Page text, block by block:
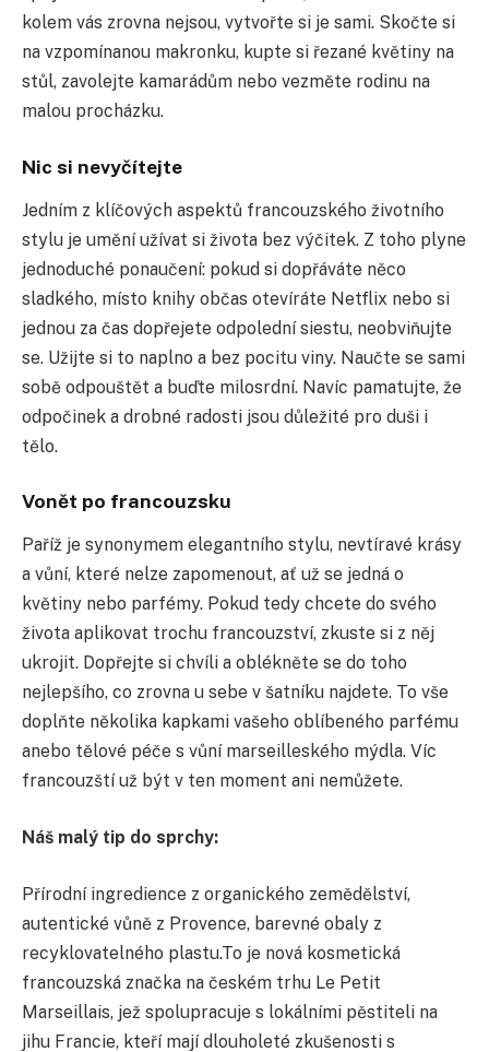
kolem vás zrovna nejsou, vytvořte si je sami. Skočte si
na vzpomínanou makronku, kupte si řezané květiny na
stůl, zavolejte kamarádům nebo vezměte rodinu na
malou procházku.
Nic si nevyčítejte
Jedním z klíčových aspektů francouzského životního
stylu je umění užívat si života bez výčitek. Z toho plyne
jednoduché ponaučení: pokud si dopřáváte něco
sladkého, místo knihy občas otevíráte Netflix nebo si
jednou za čas dopřejete odpolední siestu, neobviňujte
se. Užijte si to naplno a bez pocitu viny. Naučte se sami
sobě odpouštět a buďte milosrdní. Navíc pamatujte, že
odpočinek a drobné radosti jsou důležité pro duši i
tělo.
Vonět po francouzsku
Paříž je synonymem elegantního stylu, nevtíravé krásy
a vůní, které nelze zapomenout, ať už se jedná o
květiny nebo parfémy. Pokud tedy chcete do svého
života aplikovat trochu francouzství, zkuste si z něj
ukrojit. Dopřejte si chvíli a oblékněte se do toho
nejlepšího, co zrovna u sebe v šatníku najdete. To vše
doplňte několika kapkami vašeho oblíbeného parfému
anebo tělové péče s vůní marseilleského mýdla. Víc
francouzští už být v ten moment ani nemůžete.
Náš malý tip do sprchy:
Přírodní ingredience z organického zemědělství,
autentické vůně z Provence, barevné obaly z
recyklovatelného plastu.To je nová kosmetická
francouzská značka na českém trhu Le Petit
Marseillais, jež spolupracuje s lokálními pěstiteli na
jihu Francie, kteří mají dlouholeté zkušenosti s